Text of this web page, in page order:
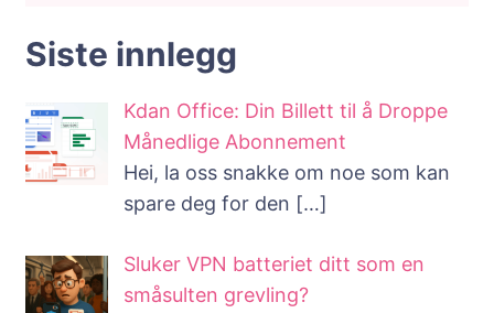
Siste innlegg
Kdan Office: Din Billett til å Droppe
Månedlige Abonnement
Hei, la oss snakke om noe som kan
spare deg for den […]
Sluker VPN batteriet ditt som en
småsulten grevling?